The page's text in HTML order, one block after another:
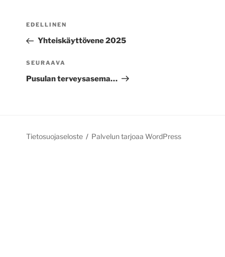
Edellinen
artikkeli
EDELLINEN
Yhteiskäyttövene 2025
Seuraava
artikkeli
SEURAAVA
Pusulan terveysasema…
Tietosuojaseloste Palvelun tarjoaa WordPress